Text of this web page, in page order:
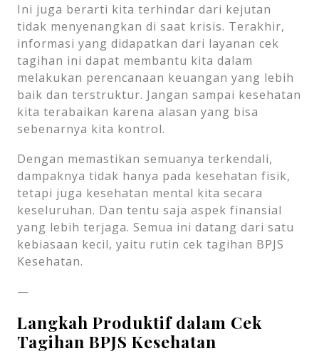
Ini juga berarti kita terhindar dari kejutan
tidak menyenangkan di saat krisis. Terakhir,
informasi yang didapatkan dari layanan cek
tagihan ini dapat membantu kita dalam
melakukan perencanaan keuangan yang lebih
baik dan terstruktur. Jangan sampai kesehatan
kita terabaikan karena alasan yang bisa
sebenarnya kita kontrol.
Dengan memastikan semuanya terkendali,
dampaknya tidak hanya pada kesehatan fisik,
tetapi juga kesehatan mental kita secara
keseluruhan. Dan tentu saja aspek finansial
yang lebih terjaga. Semua ini datang dari satu
kebiasaan kecil, yaitu rutin cek tagihan BPJS
Kesehatan.
—
Langkah Produktif dalam Cek
Tagihan BPJS Kesehatan